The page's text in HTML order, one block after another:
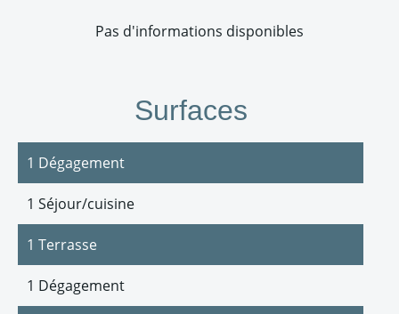
Pas d'informations disponibles
Surfaces
1 Dégagement
1 Séjour/cuisine
1 Terrasse
1 Dégagement